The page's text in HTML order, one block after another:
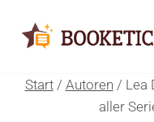
Inhalt
Start / Autoren / Lea
aller